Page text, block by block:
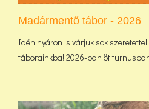
Madármentő tábor - 2026
Idén nyáron is várjuk sok
táborainkba! 2026-ban öt